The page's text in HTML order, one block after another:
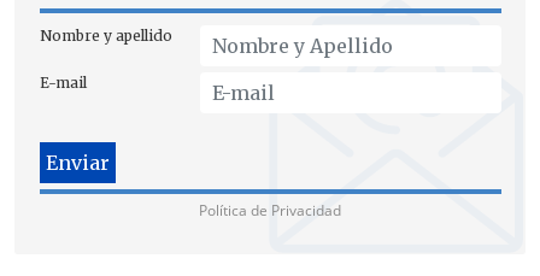
Es el goleador histórico de Universidad
Católica.
Nombre y apellido
E-mail
Política de Privacidad